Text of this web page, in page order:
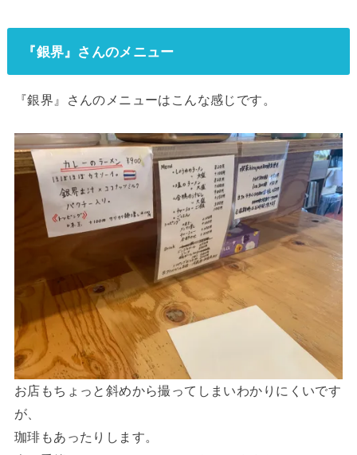
『銀界』さんのメニュー
『銀界』さんのメニューはこんな感じです。
お店もちょっと斜めから撮ってしまいわかりにくいです
が、
珈琲もあったりします。